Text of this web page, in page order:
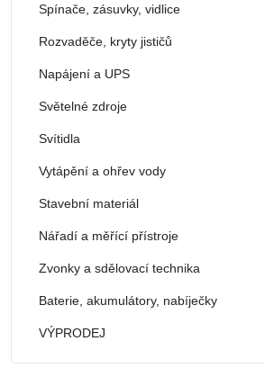
Spínače, zásuvky, vidlice
Rozvaděče, kryty jističů
Napájení a UPS
Světelné zdroje
Svítidla
Vytápění a ohřev vody
Stavební materiál
Nářadí a měřící přístroje
Zvonky a sdělovací technika
Baterie, akumulátory, nabíječky
VÝPRODEJ